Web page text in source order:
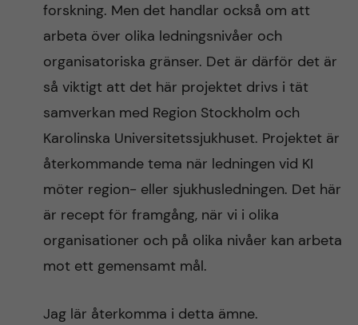
forskning. Men det handlar också om att
arbeta över olika ledningsnivåer och
organisatoriska gränser. Det är därför det är
så viktigt att det här projektet drivs i tät
samverkan med Region Stockholm och
Karolinska Universitetssjukhuset. Projektet är
återkommande tema när ledningen vid KI
möter region- eller sjukhusledningen. Det här
är recept för framgång, när vi i olika
organisationer och på olika nivåer kan arbeta
mot ett gemensamt mål.
Jag lär återkomma i detta ämne.